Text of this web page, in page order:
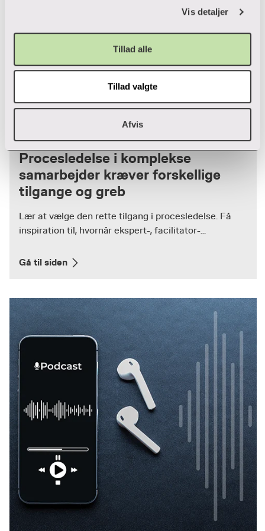
Vis detaljer
Tillad alle
Tillad valgte
Afvis
Procesledelse i komplekse
samarbejder kræver forskellige
tilgange og greb
Lær at vælge den rette tilgang i procesledelse. Få
inspiration til, hvornår ekspert-, facilitator-...
Gå til siden